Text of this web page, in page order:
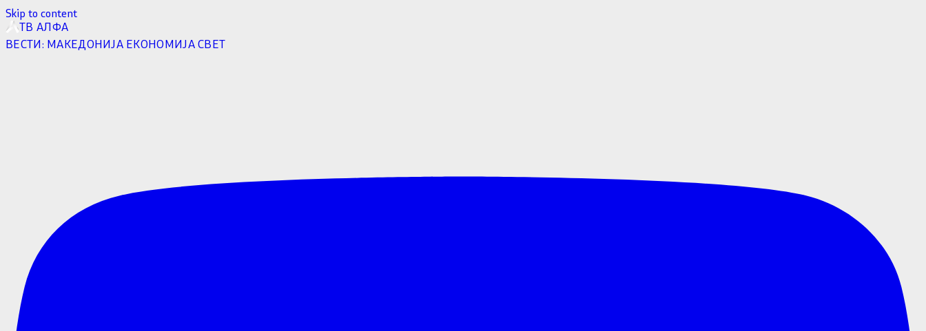
Skip to content
ТВ АЛФА
ВЕСТИ: МАКЕДОНИЈА ЕКОНОМИЈАСВЕТ